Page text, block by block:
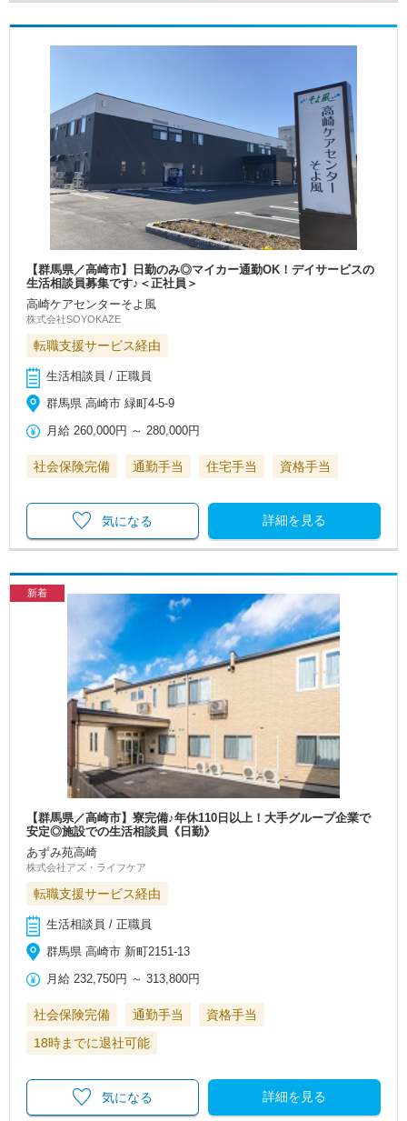
【群馬県／高崎市】日勤のみ◎マイカー通勤OK！デイサービスの
生活相談員募集です♪＜正社員＞
高崎ケアセンターそよ風
株式会社SOYOKAZE
転職支援サービス経由
生活相談員 / 正職員
群馬県 高崎市 緑町4-5-9
月給 260,000円 ～280,000円
社会保険完備 通勤手当 住宅手当 資格手当
詳細を見る
気になる
新着
【群馬県／高崎市】寮完備♪年休110日以上！大手グループ企業で
安定◎施設での生活相談員《日勤》
あずみ苑高崎
株式会社アズ・ライフケア
転職支援サービス経由
生活相談員 / 正職員
群馬県 高崎市 新町2151-13
月給 232,750円 ～313,800円
社会保険完備 通勤手当
資格手当
18時までに退社可能
詳細を見る
気になる